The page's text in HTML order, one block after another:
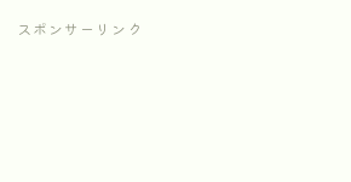
スポンサーリンク